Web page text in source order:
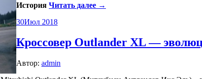
История Читать далее →
30Июл 2018
Кроссовер Outlander XL —
Автор: admin